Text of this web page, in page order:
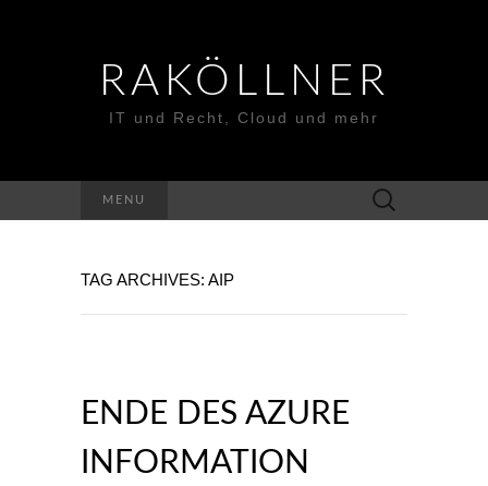
RAKÖLLNER
IT und Recht, Cloud und mehr
MENU
Suchen
nach:
TAG ARCHIVES: AIP
ENDE DES AZURE
INFORMATION